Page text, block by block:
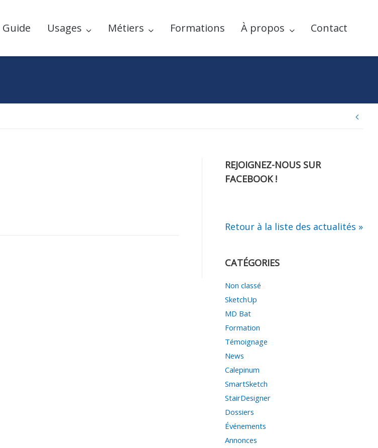
Guide Usages Métiers Formations À propos Contact
REJOIGNEZ-NOUS SUR
FACEBOOK !
Retour à la liste des actualités »
CATÉGORIES
Non classé
SketchUp
MD Bat
Formation
Témoignage
News
Calepinum
SmartSketch
StairDesigner
Dossiers
Événements
Annonces